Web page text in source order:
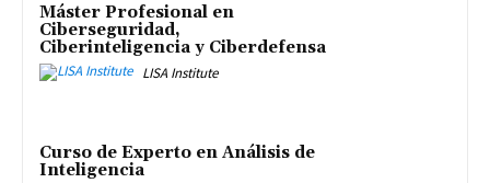
Máster Profesional en
Ciberseguridad,
Ciberinteligencia y Ciberdefensa
LISA Institute
Curso de Experto en Análisis de
Inteligencia